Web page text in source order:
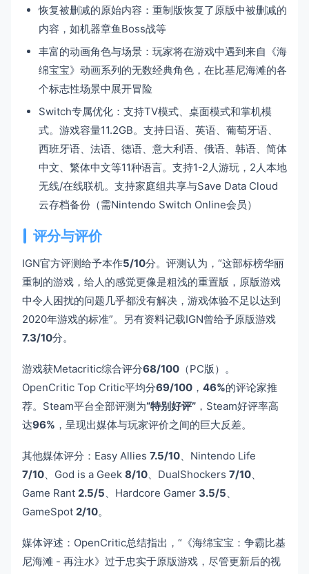
恢复被删减的原始内容：重制版恢复了原版中被删减的
内容，如机器章鱼Boss战等
丰富的动画角色与场景：玩家将在游戏中遇到来自《海
绵宝宝》动画系列的无数经典角色，在比基尼海滩的各
个标志性场景中展开冒险
Switch专属优化：支持TV模式、桌面模式和掌机模
式。游戏容量11.2GB。支持日语、英语、葡萄牙语、
西班牙语、法语、德语、意大利语、俄语、韩语、简体
中文、繁体中文等11种语言。支持1-2人游玩，2人本地
无线/在线联机。支持家庭组共享与Save Data Cloud
云存档备份（需Nintendo Switch Online会员）
评分与评价
IGN官方评测给予本作5/10分。评测认为，“这部标榜华丽
重制的游戏，给人的感觉更像是粗浅的重置版，原版游戏
中令人困扰的问题几乎都没有解决，游戏体验不足以达到
2020年游戏的标准”。另有资料记载IGN曾给予原版游戏
7.3/10分。
游戏获Metacritic综合评分68/100 （PC版）。
OpenCritic Top Critic平均分69/100 ， 46%的评论家推
荐。Steam平台全部评测为“特别好评” ，Steam好评率高
达96% ，呈现出媒体与玩家评价之间的巨大反差。
其他媒体评分：Easy Allies 7.5/10、Nintendo Life
7/10、God is a Geek 8/10、DualShockers 7/10、
Game Rant 2.5/5、Hardcore Gamer 3.5/5、
GameSpot 2/10。
媒体评述：OpenCritic总结指出，“《海绵宝宝：争霸比基
尼海滩 - 再注水》过于忠实于原版游戏，尽管更新后的视